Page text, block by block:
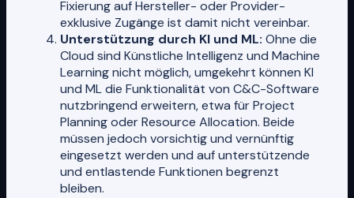
Fixierung auf Hersteller- oder Provider-
exklusive Zugänge ist damit nicht vereinbar.
Unterstützung durch KI und ML: Ohne die
Cloud sind Künstliche Intelligenz und Machine
Learning nicht möglich, umgekehrt können KI
und ML die Funktionalität von C&C-Software
nutzbringend erweitern, etwa für Project
Planning oder Resource Allocation. Beide
müssen jedoch vorsichtig und vernünftig
eingesetzt werden und auf unterstützende
und entlastende Funktionen begrenzt
bleiben.